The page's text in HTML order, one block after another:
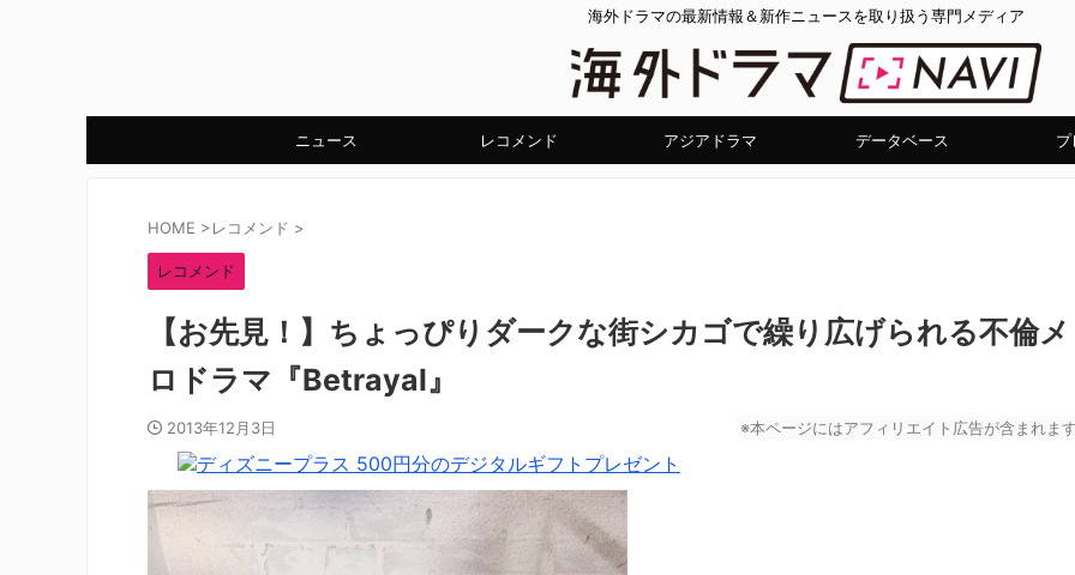
海外ドラマの最新情報＆新作ニュースを取り扱う専門メディア
ニュース レコメンド アジアドラマ データベース
HOME >レコメンド >
レコメンド
【お先見！】ちょっぴりダークな街シカゴで繰り広げられる不倫メ
ロドラマ『Betrayal』
2013年12月3日 ※本ページにはアフィリエイト広告が含まれま